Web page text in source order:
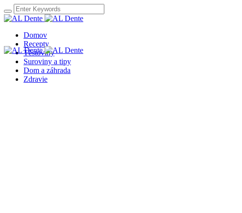
Domov
Recepty
Těstoviny
Suroviny a tipy
Dom a záhrada
Zdravie